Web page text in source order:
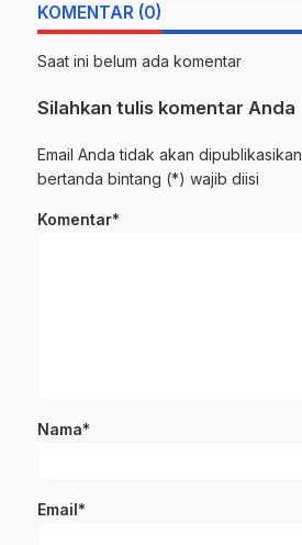
KOMENTAR (0)
Saat ini belum ada komentar
Silahkan tulis komentar Anda
Email Anda tidak akan
bertanda bintang (*) wajib diisi
Komentar*
Nama*
Email*